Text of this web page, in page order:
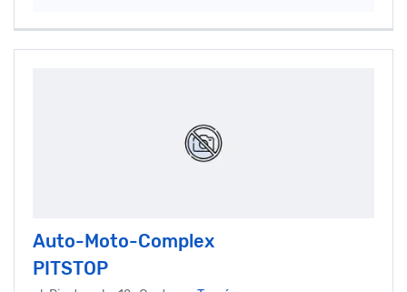
Auto-Moto-Complex
PITSTOP